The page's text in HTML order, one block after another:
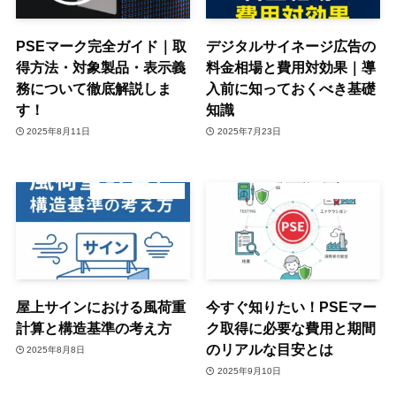
PSEマーク完全ガイド｜取
得方法・対象製品・表示義
務について徹底解説しま
す！
2025年8月11日
デジタルサイネージ広告の
料金相場と費用対効果｜導
入前に知っておくべき基礎
知識
2025年7月23日
屋上サインにおける風荷重
計算と構造基準の考え方
2025年8月8日
今すぐ知りたい！PSEマー
ク取得に必要な費用と期間
のリアルな目安とは
2025年9月10日